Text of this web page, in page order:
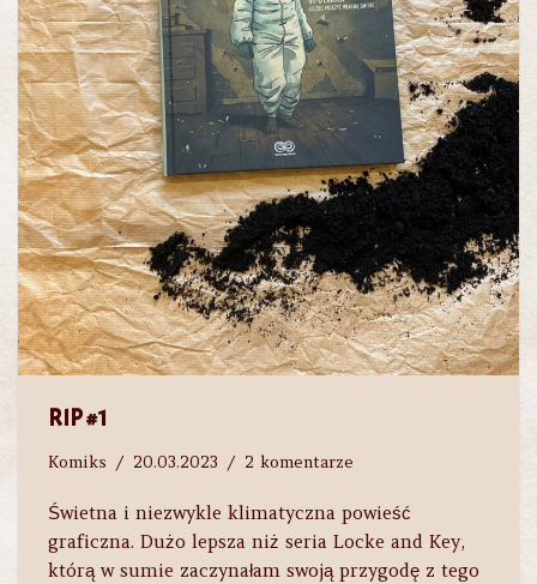
RIP #1
Komiks 20.03.2023 2 komentarze
Świetna i niezwykle klimatyczna powieść
graficzna. Dużo lepsza niż seria Locke and Key,
którą w sumie zaczynałam swoją przygodę z tego